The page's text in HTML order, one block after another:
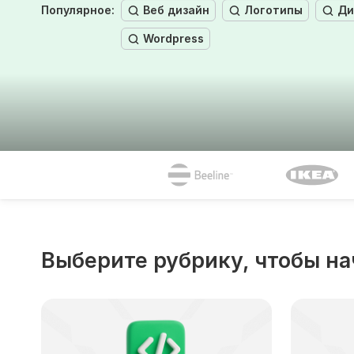
Популярное: Веб дизайн Логотипы
Wordpress
Выберите рубрику, чтобы